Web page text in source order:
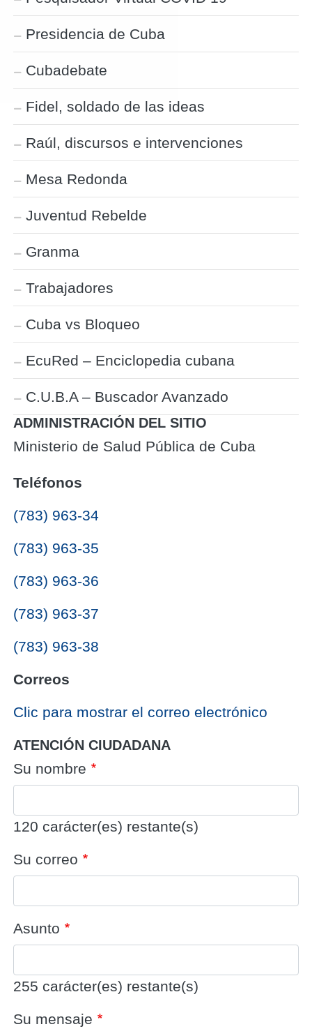
Presidencia de Cuba
Cubadebate
Fidel, soldado de las ideas
Raúl, discursos e intervenciones
Mesa Redonda
Juventud Rebelde
Granma
Trabajadores
Cuba vs Bloqueo
EcuRed – Enciclopedia cubana
C.U.B.A – Buscador Avanzado
ADMINISTRACIÓN DEL SITIO
Ministerio de Salud Pública de Cuba
Teléfonos
(783) 963-34
(783) 963-35
(783) 963-36
(783) 963-37
(783) 963-38
Correos
‎Clic para mostrar el correo electrónico
ATENCIÓN CIUDADANA
Su nombre
120 carácter(es) restante(s)
Su correo
Asunto
255 carácter(es) restante(s)
Su mensaje